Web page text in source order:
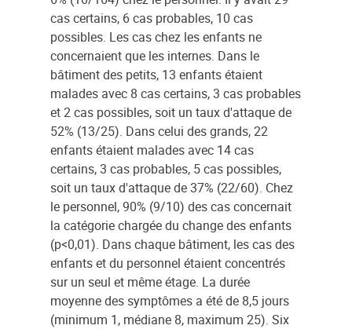
cas certains, 6 cas probables, 10 cas
possibles. Les cas chez les enfants ne
concernaient que les internes. Dans le
bâtiment des petits, 13 enfants étaient
malades avec 8 cas certains, 3 cas probables
et 2 cas possibles, soit un taux d'attaque de
52% (13/25). Dans celui des grands, 22
enfants étaient malades avec 14 cas
certains, 3 cas probables, 5 cas possibles,
soit un taux d'attaque de 37% (22/60). Chez
le personnel, 90% (9/10) des cas concernait
la catégorie chargée du change des enfants
(p<0,01). Dans chaque bâtiment, les cas des
enfants et du personnel étaient concentrés
sur un seul et même étage. La durée
moyenne des symptômes a été de 8,5 jours
(minimum 1, médiane 8, maximum 25). Six